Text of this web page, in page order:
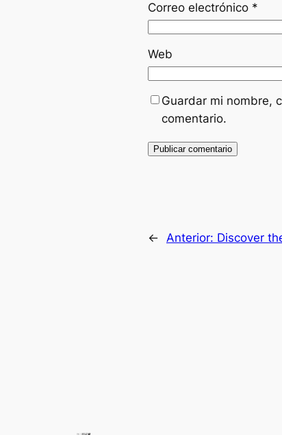
Correo electrónico *
Web
Guardar mi nombre,
comentario.
← Anterior: Discover